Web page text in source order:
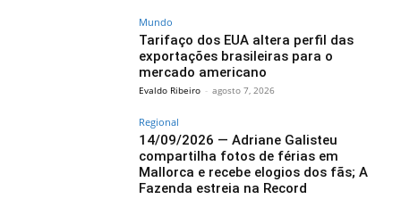
Mundo
Tarifaço dos EUA altera perfil das
exportações brasileiras para o
mercado americano
Evaldo Ribeiro - agosto 7, 2026
Regional
14/09/2026 — Adriane Galisteu
compartilha fotos de férias em
Mallorca e recebe elogios dos fãs; A
Fazenda estreia na Record